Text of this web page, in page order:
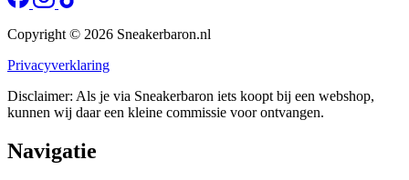
Copyright © 2026 Sneakerbaron.nl
Privacyverklaring
Disclaimer: Als je via Sneakerbaron iets koopt bij een webshop,
kunnen wij daar een kleine commissie voor ontvangen.
Navigatie